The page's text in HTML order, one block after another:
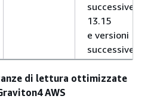
successive,
13.15
e versioni
successive
di lettura ottimizzate
AWS